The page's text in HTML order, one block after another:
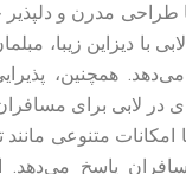
مدرن و دلپذیر
با دیزاین زیبا،
در لابی برای
متنوعی مانند
پاسخ می‌دهد.